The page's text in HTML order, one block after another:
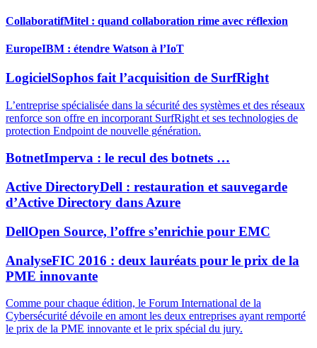
CollaboratifMitel : quand collaboration rime avec réflexion
EuropeIBM : étendre Watson à l’IoT
LogicielSophos fait l’acquisition de SurfRight
L’entreprise spécialisée dans la sécurité des systèmes et des réseaux
renforce son offre en incorporant SurfRight et ses technologies de
protection Endpoint de nouvelle génération.
BotnetImperva : le recul des botnets …
Active DirectoryDell : restauration et sauvegarde
d’Active Directory dans Azure
DellOpen Source, l’offre s’enrichie pour EMC
AnalyseFIC 2016 : deux lauréats pour le prix de la
PME innovante
Comme pour chaque édition, le Forum International de la
Cybersécurité dévoile en amont les deux entreprises ayant remporté
le prix de la PME innovante et le prix spécial du jury.